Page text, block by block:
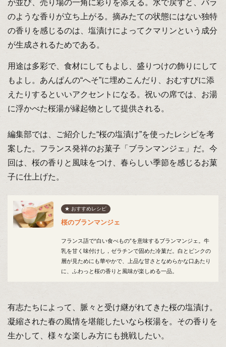
が並び、売り場の一角に彩りを添える。水で戻すと、バラ
のような香りが立ち上がる。摘みたての状態にはない独特
の香りを感じるのは、塩漬けによってクマリンという成分
が生成されるためである。
用途は多彩で、食材にしてもよし、盛りつけの飾りにして
もよし。あんぱんの“へそ”に埋めこんだり、おむすびに添
えたりするといいアクセントになる。祝いの席では、お湯
に浮かべた桜湯が縁起物として提供される。
編集部では、ご紹介した“桜の塩漬け”を使ったレシピを考
案した。フランス発祥のお菓子「ブランマンジェ」だ。今
回は、桜の香りと風味をつけ、春らしい季節を感じるお菓
子に仕上げた。
★ おすすめレシピ
桜のブランマンジェ
フランス語で“白い食べもの”を意味するブランマンジェ。牛
乳を甘く味付けし，ゼラチンで固めた冷菓だ。白とピンクの
層が見ためにも華やかで、上品な甘さとなめらかな口あたり
に、ふわっと桜の香りと風味が楽しめる一品。
有志たちによって、脈々と受け継がれてきた桜の塩漬け。
凝縮された春の風情を堪能したいなら桜湯を。その香りを
生かして、様々な楽しみ方にも挑戦したい。